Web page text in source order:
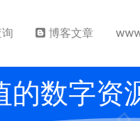
博客文章
的数字资